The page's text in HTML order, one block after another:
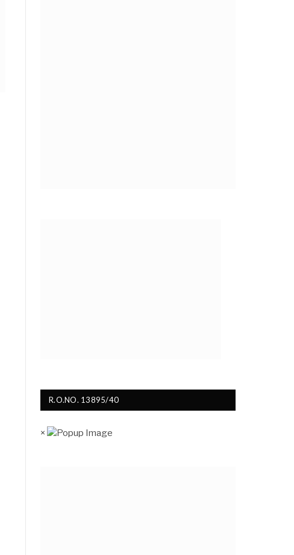
R.O.NO. 13895/40
×